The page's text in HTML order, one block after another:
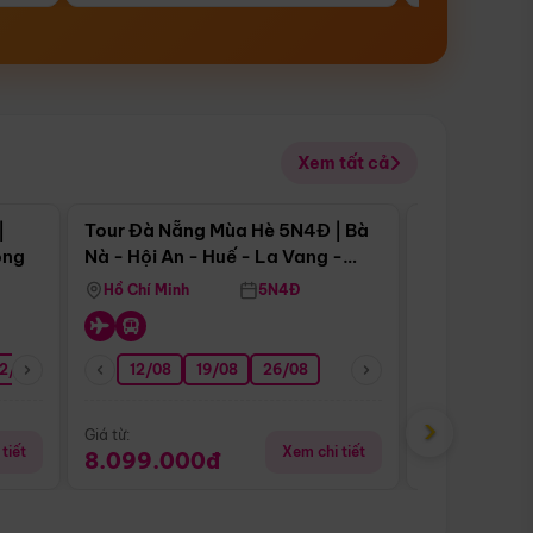
Xem tất cả
08 26/08 05/09 09/09 12/09
tiết
Điểm nổi bật
Tour Đà Nẵng Mùa Hè 5N4Đ | Bà
Nà - Hội An - Huế - La Vang -
Động Thiên Đường
Hồ Chí Minh 5N4Đ
12/08 19/08 26/08
Giá từ:
8.099.000đ Xem chi tiết
Giá từ:
›